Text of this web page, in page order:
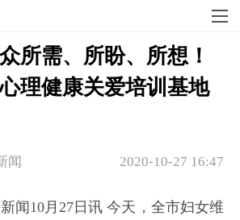
所需、所盼、所想！
理健康关爱培训基地
2020-10-27 16:47
闻
闻10月27日讯 今天，全市妇女维